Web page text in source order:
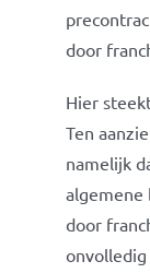
door
Hier
Ten
namelijk
algemene
door